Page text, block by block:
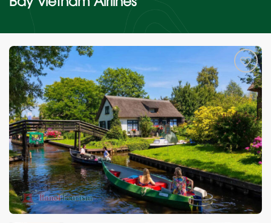
Add
to
wishlist